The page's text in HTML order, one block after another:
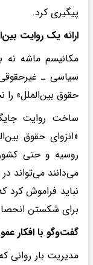
پیگیری کرد.
ارائه یک روایت
مکانیسم ماشه نه
سیاسی ـ
حقوق بین‌الملل»
ساخت روایت
«انزوای حقوق
روسیه و حتی
می‌دانند می‌تواند
نباید فراموش کرد
برای شکستن
گفت‌وگو با افکار
مدیریت بار روانی